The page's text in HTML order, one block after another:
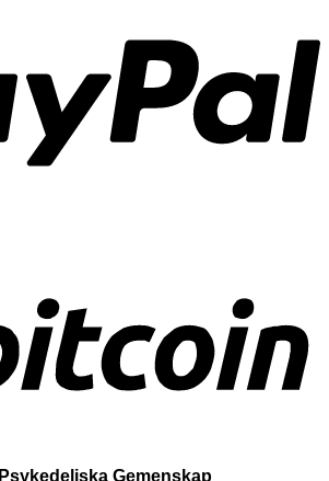
Psykedeliska Gemenskap